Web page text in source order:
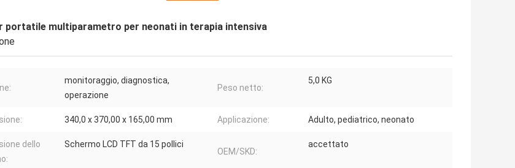
portatile multiparametro per neonati in terapia intensiva
monitoraggio, diagnostica,
operazione
Peso netto:
5,0 KG
340,0 x 370,00 x 165,00 mm Applicazione: Adulto, pediatrico, neonato
dello
Schermo LCD TFT da 15 pollici
OEM/SKD:
accettato